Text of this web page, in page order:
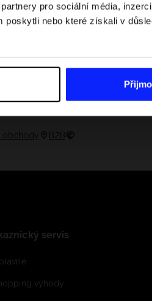
pro sociální média,
poskytli nebo které získali v
a nejlepší jezdci F1
obchody B2B
servis
vyhody